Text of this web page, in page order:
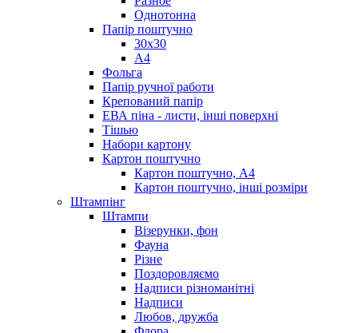
Однотонна
Папір поштучно
30х30
А4
Фольга
Папір ручної работи
Крепований папір
ЕВА піна - листи, інші поверхні
Тішью
Набори картону
Картон поштучно
Картон поштучно, А4
Картон поштучно, інші розміри
Штампінг
Штампи
Візерунки, фон
Фауна
Різне
Поздоровляємо
Надписи різноманітні
Надписи
Любов, дружба